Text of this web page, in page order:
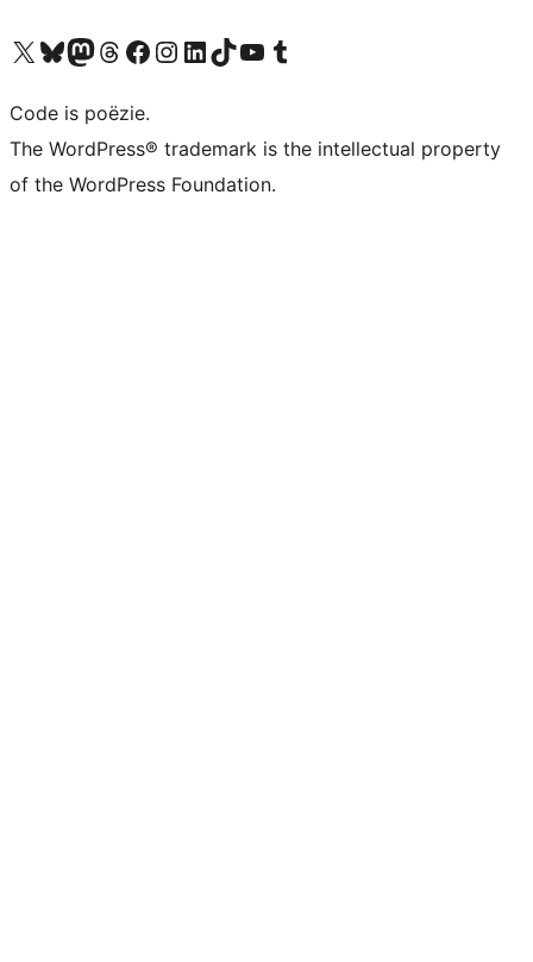
Bezoek ons X (voorheen Twitter) account
Bezoek ons Bluesky account
Bezoek ons Mastodon account
Bezoek ons Threads account
Onze Facebook pagina bezoeken
Bezoek ons Instagram account
Bezoek ons LinkedIn account
Bezoek ons TikTok account
Bezoek ons YouTube kanaalBezoek ons Tumblr account
Code is poëzie.
The WordPress® trademark is the intellectual property
of the WordPress Foundation.